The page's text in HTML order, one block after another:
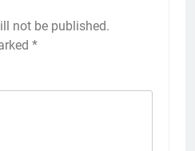
not be published.
*